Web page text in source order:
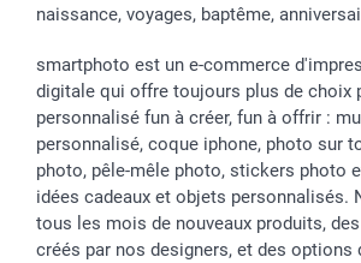
naissance, voyages, baptême,
smartphoto est un e-commerce
digitale qui offre toujours plus de choix
personnalisé fun à créer, fun à offrir :
personnalisé, coque iphone, photo sur
photo, pêle-mêle photo, stickers photo
idées cadeaux et objets personnalisés.
tous les mois de nouveaux produits,
créés par nos designers, et des options